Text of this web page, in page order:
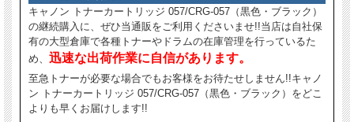
キャノン トナーカートリッジ 057/CRG-057（黒色・ブラック）
の継続購入に、ぜひ当通販をご利用くださいませ!!当店は自社保
有の大型倉庫で各種トナーやドラムの在庫管理を行っているた
め、 迅速な出荷作業に自信があります。
至急トナーが必要な場合でもお客様をお待たせしません!!キャノ
ン トナーカートリッジ 057/CRG-057（黒色・ブラック）をどこ
よりも早くお届けします!!